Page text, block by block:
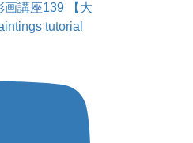
画講座139 【大
tutorial